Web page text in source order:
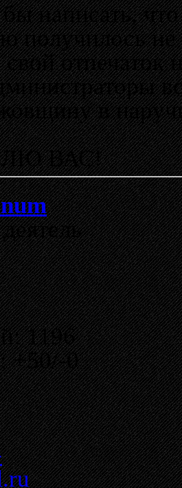
написать,
получилось
отпечаток
в
ВАС!
1196
+50/-0